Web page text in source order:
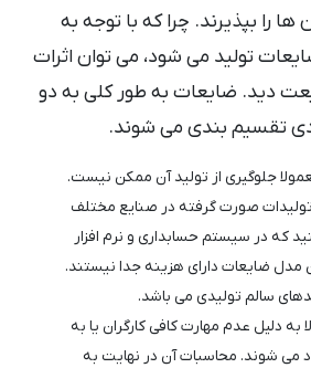
را بپذیرند. چرا که با توجه به
تولید می شود، می توان اثرات
دید. ضایعات به طور کلی به دو
تقسیم بندی می شوند.
جلوگیری از تولید آن ممکن نیست.
صورت گرفته در صنایع مختلف
که در سیستم حسابداری و نرم افزار
ضایعات دارای هزینه جدا نیستند.
سالم تولیدی می باشد.
به دلیل عدم مهارت کافی کارگران یا به
می شوند. محاسبات آن در نهایت به